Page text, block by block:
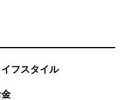
イフスタイル